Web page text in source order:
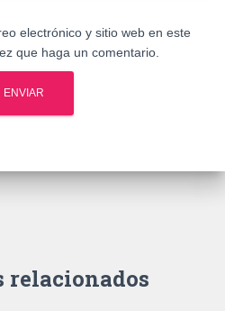
electrónico y sitio web en este
que haga un comentario.
relacionados